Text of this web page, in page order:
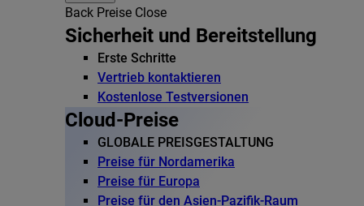
Back Preise Close
Sicherheit und Bereitstellung
Erste Schritte
Vertrieb kontaktieren
Kostenlose Testversionen
Cloud-Preise
GLOBALE PREISGESTALTUNG
Preise für Nordamerika
Preise für Europa
Preise für den Asien-Pazifik-Raum